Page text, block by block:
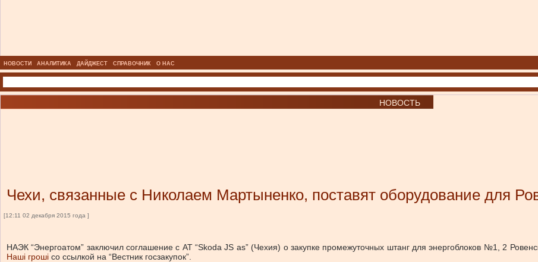
НОВОСТИ АНАЛИТИКА ДАЙДЖЕСТ СПРАВОЧНИК О НАС
НОВОСТЬ
Чехи, связанные с Николаем Мартыненко, поставят оборудование для
[12:11 02 декабря 2015 года ]
НАЭК “Энергоатом” заключил соглашение с AT “Skoda JS as” (Чехия) о закупке промежуточных штанг для энергоблоков №1, 2
Наші гроші со ссылкой на “Вестник госзакупок”.